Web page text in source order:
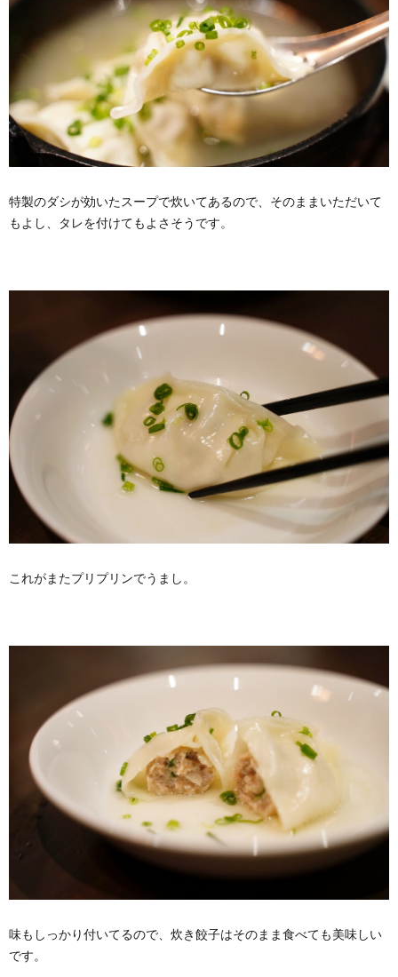
特製のダシが効いたスープで炊いてあるので、そのままいただいて
もよし、タレを付けてもよさそうです。
これがまたプリプリンでうまし。
味もしっかり付いてるので、炊き餃子はそのまま食べても美味しい
です。